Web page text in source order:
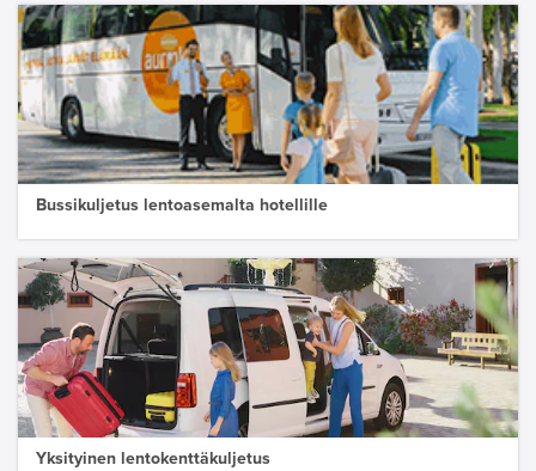
Bussikuljetus lentoasemalta hotellille
Yksityinen lentokenttäkuljetus